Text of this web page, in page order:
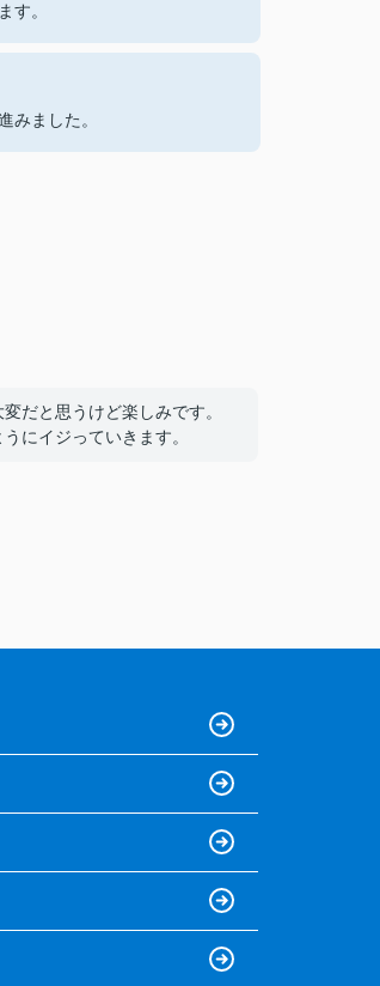
す。
みました。
だと思うけど楽しみです。
にイジっていきます。